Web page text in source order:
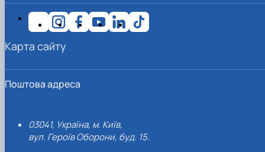
Поштова адреса
03041, Україна, м. Київ,
вул. Героїв Оборони, буд. 15.
Карта сайту